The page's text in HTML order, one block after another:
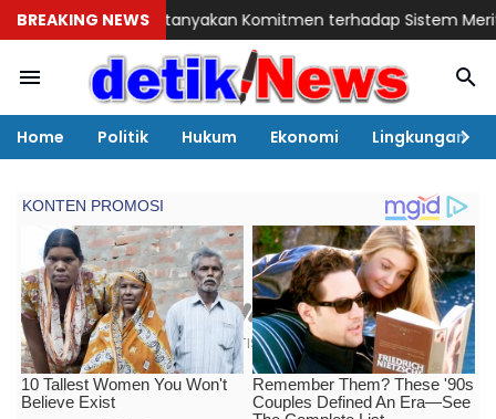
BREAKING NEWS
Pertanyakan Komitmen terhadap Sistem Merit Andi Rosman
Home Politik Hukum Ekonomi Lingkungan